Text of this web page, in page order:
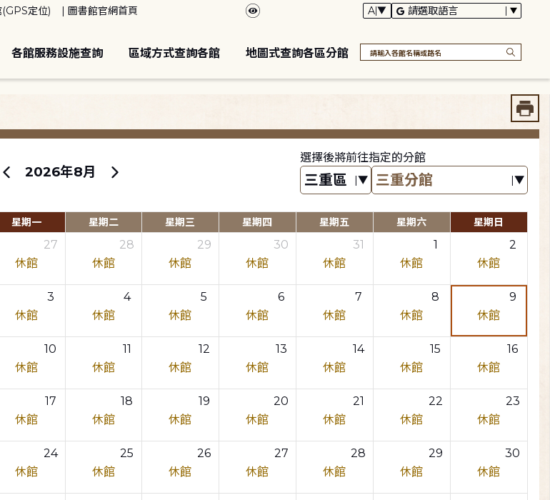
定位) 圖書館官網首頁
各館服務設施查詢 區域方式查詢各館 地圖式查詢各區分館
2026年8月
選擇後將前往指定的分館
星期一 星期二 星期三 星期四 星期五 星期六 星期日
27
休館
28
休館
29
休館
30
休館
31
休館
1
休館
2
休館
3
休館
4
休館
5
休館
6
休館
7
休館
8
休館
9
休館
10
休館
11
休館
12
休館
13
休館
14
休館
15
休館
16
休館
17
休館
18
休館
19
休館
20
休館
21
休館
22
休館
23
休館
24
休館
25
休館
26
休館
27
休館
28
休館
29
休館
30
休館